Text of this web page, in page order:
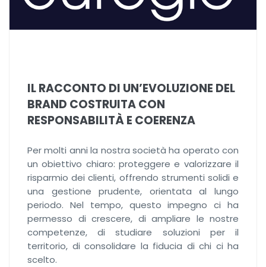
IL RACCONTO DI UN’EVOLUZIONE DEL
BRAND COSTRUITA CON
RESPONSABILITÀ E COERENZA
Per molti anni la nostra società ha operato con
un obiettivo chiaro: proteggere e valorizzare il
risparmio dei clienti, offrendo strumenti solidi e
una gestione prudente, orientata al lungo
periodo. Nel tempo, questo impegno ci ha
permesso di crescere, di ampliare le nostre
competenze, di studiare soluzioni per il
territorio, di consolidare la fiducia di chi ci ha
scelto.